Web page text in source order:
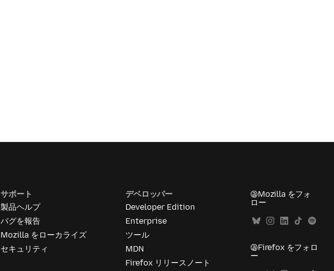
サポート
製品ヘルプ
バグを報告
Mozilla をローカライズ
セキュリティ
デベロッパー
Developer Edition
Enterprise
ツール
MDN
Firefox リリースノート
@Mozilla をフォ
ロー
@Firefox をフォロ
ー